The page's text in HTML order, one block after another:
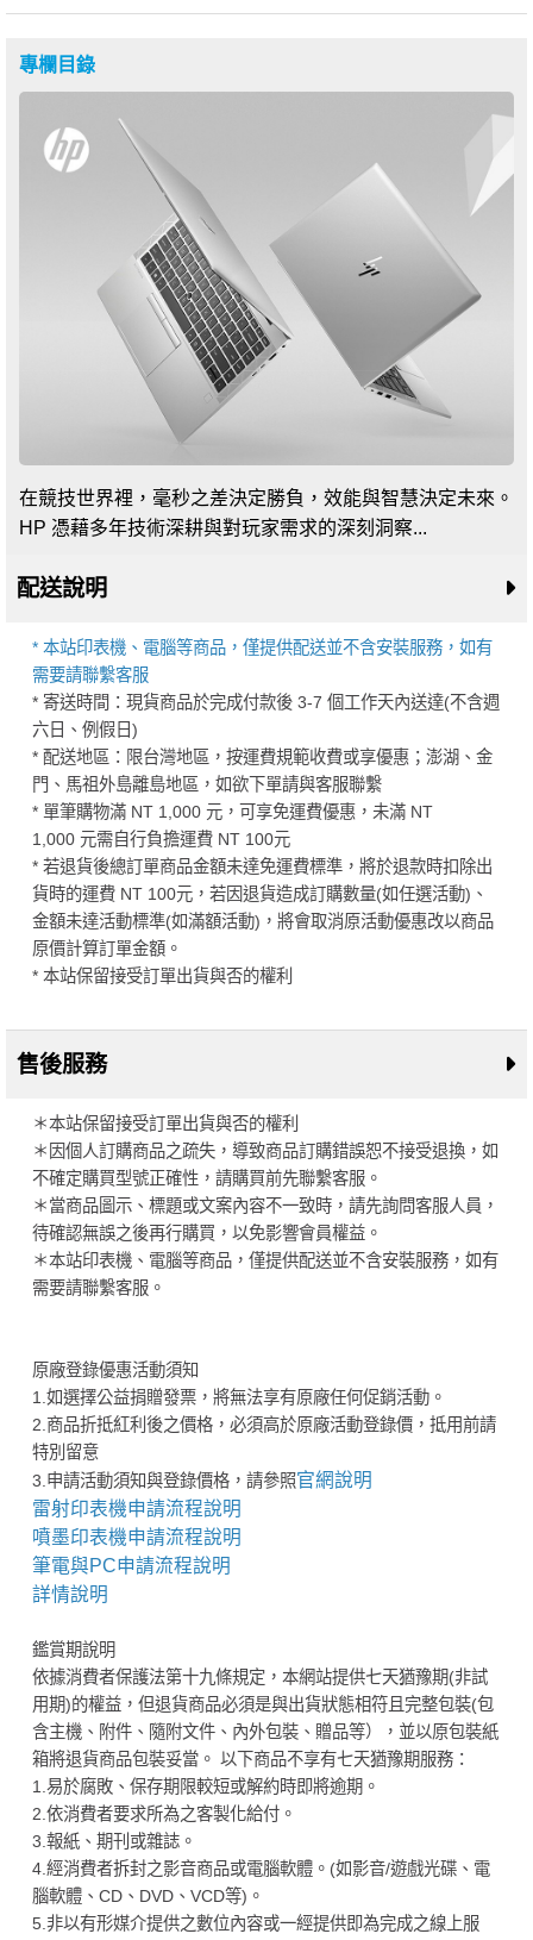
專欄目錄
在競技世界裡，毫秒之差決定勝負，效能與智慧決定未來。
HP 憑藉多年技術深耕與對玩家需求的深刻洞察...
配送說明
* 本站印表機、電腦等商品，僅提供配送並不含安裝服務，如有
需要請聯繫客服
* 寄送時間：現貨商品於完成付款後 3-7 個工作天內送達(不含週
六日、例假日)
* 配送地區：限台灣地區，按運費規範收費或享優惠；澎湖、金
門、馬祖外島離島地區，如欲下單請與客服聯繫
* 單筆購物滿 NT 1,000 元，可享免運費優惠，未滿 NT
1,000 元需自行負擔運費 NT 100元
* 若退貨後總訂單商品金額未達免運費標準，將於退款時扣除出
貨時的運費 NT 100元，若因退貨造成訂購數量(如任選活動)、
金額未達活動標準(如滿額活動)，將會取消原活動優惠改以商品
原價計算訂單金額。
* 本站保留接受訂單出貨與否的權利
售後服務
＊本站保留接受訂單出貨與否的權利
＊因個人訂購商品之疏失，導致商品訂購錯誤恕不接受退換，如
不確定購買型號正確性，請購買前先聯繫客服。
＊當商品圖示、標題或文案內容不一致時，請先詢問客服人員，
待確認無誤之後再行購買，以免影響會員權益。
＊本站印表機、電腦等商品，僅提供配送並不含安裝服務，如有
需要請聯繫客服。
原廠登錄優惠活動須知
1.如選擇公益捐贈發票，將無法享有原廠任何促銷活動。
2.商品折抵紅利後之價格，必須高於原廠活動登錄價，抵用前請
特別留意
3.申請活動須知與登錄價格，請參照官網說明
雷射印表機申請流程說明
噴墨印表機申請流程說明
筆電與PC申請流程說明
詳情說明
鑑賞期說明
依據消費者保護法第十九條規定，本網站提供七天猶豫期(非試
用期)的權益，但退貨商品必須是與出貨狀態相符且完整包裝(包
含主機、附件、隨附文件、內外包裝、贈品等），並以原包裝紙
箱將退貨商品包裝妥當。 以下商品不享有七天猶豫期服務：
1.易於腐敗、保存期限較短或解約時即將逾期。
2.依消費者要求所為之客製化給付。
3.報紙、期刊或雜誌。
4.經消費者拆封之影音商品或電腦軟體。(如影音/遊戲光碟、電
腦軟體、CD、DVD、VCD等)。
5.非以有形媒介提供之數位內容或一經提供即為完成之線上服